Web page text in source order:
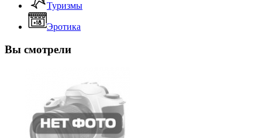
Туризмы
Эротика
Вы смотрели